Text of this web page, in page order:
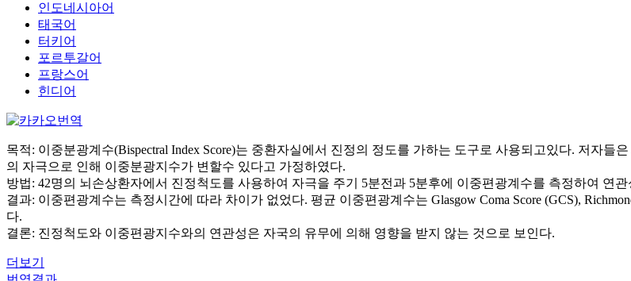
인도네시아어
태국어
터키어
포르투갈어
프랑스어
힌디어
목적: 이중분광계수(Bispectral Index Score)는 중환자실에서 진정의 정도를 가하는 도구로 사용되고있다. 저자
의 자극으로 인해 이중분광지수가 변할수 있다고 가정하였다.
방법: 42명의 뇌손상환자에서 진정척도를 사용하여 자극을 주기 5분전과 5분후에 이중편광계수를 측정하여 연
결과: 이중편광계수는 측정시간에 따라 차이가 없었다. 평균 이중편광계수는 Glasgow Coma Score (GCS),
다.
결론: 진정척도와 이중편광지수와의 연관성은 자국의 유무에 의해 영향을 받지 않는 것으로 보인다.
더보기